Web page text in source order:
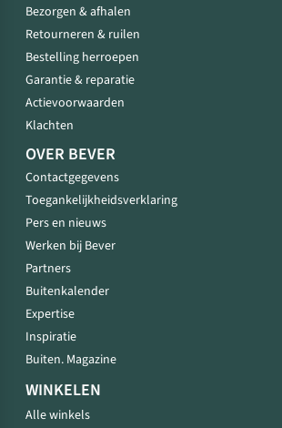
Bezorgen & afhalen
Retourneren & ruilen
Bestelling herroepen
Garantie & reparatie
Actievoorwaarden
Klachten
OVER BEVER
Contactgegevens
Toegankelijkheidsverklaring
Pers en nieuws
Werken bij Bever
Partners
Buitenkalender
Expertise
Inspiratie
Buiten. Magazine
WINKELEN
Alle winkels